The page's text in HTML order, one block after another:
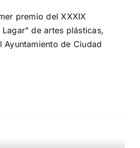
premio del XXXIX
de artes plásticas,
de Ciudad